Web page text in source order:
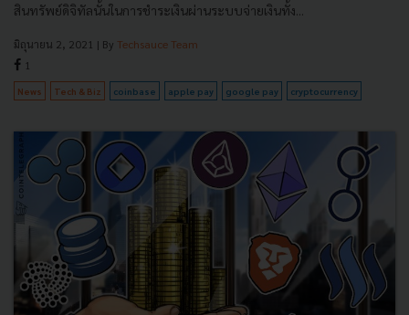
สินทรัพย์ดิจิทัลนั้นในการชำระเงินผ่านระบบจ่ายเงินทั้ง...
มิถุนายน 2, 2021 | By Techsauce Team
1
News Tech & Biz coinbase apple pay google pay cryptocurrency